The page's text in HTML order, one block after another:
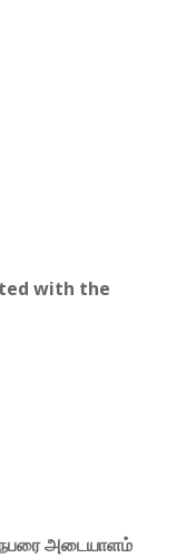
with the
நபரை அடையாளம்